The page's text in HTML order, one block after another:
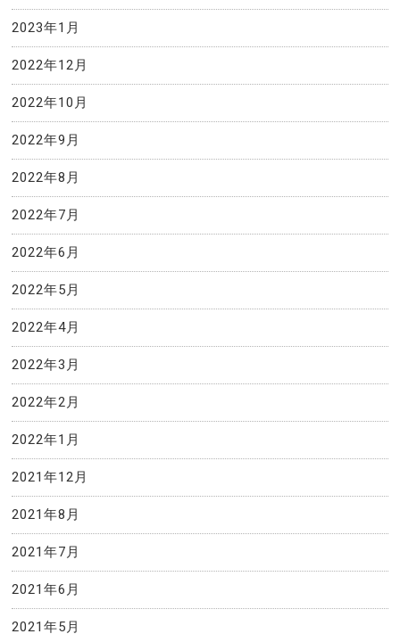
2023年1月
2022年12月
2022年10月
2022年9月
2022年8月
2022年7月
2022年6月
2022年5月
2022年4月
2022年3月
2022年2月
2022年1月
2021年12月
2021年8月
2021年7月
2021年6月
2021年5月